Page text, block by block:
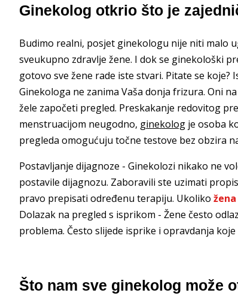
Ginekolog otkrio što je
Budimo realni, posjet ginekologu nije niti malo
sveukupno zdravlje žene. I dok se ginekološki
gotovo sve žene rade iste stvari. Pitate se
Ginekologa ne zanima Vaša donja frizura. Oni
žele započeti pregled. Preskakanje redovitog
menstruacijom neugodno, ginekolog je osoba
pregleda omogućuju točne testove bez obzira
Postavljanje dijagnoze - Ginekolozi nikako ne
postavile dijagnozu. Zaboravili ste uzimati
pravo prepisati određenu terapiju. Ukoliko žena
Dolazak na pregled s isprikom - Žene često
problema. Često slijede isprike i opravdanja
Što nam sve ginekolog može